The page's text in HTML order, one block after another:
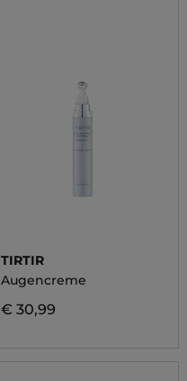
TIRTIR
Augencreme
€ 30,99